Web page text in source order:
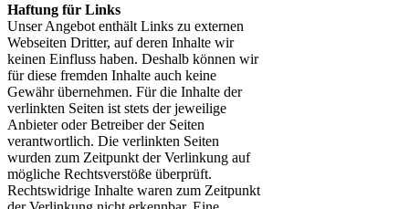
Haftung für Links
Unser Angebot enthält Links zu externen
Webseiten Dritter, auf deren Inhalte wir
keinen Einfluss haben. Deshalb können wir
für diese fremden Inhalte auch keine
Gewähr übernehmen. Für die Inhalte der
verlinkten Seiten ist stets der jeweilige
Anbieter oder Betreiber der Seiten
verantwortlich. Die verlinkten Seiten
wurden zum Zeitpunkt der Verlinkung auf
mögliche Rechtsverstöße überprüft.
Rechtswidrige Inhalte waren zum Zeitpunkt